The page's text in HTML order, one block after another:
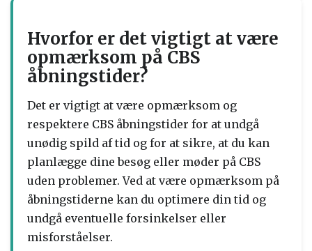
Hvorfor er det vigtigt at være
opmærksom på CBS
åbningstider?
Det er vigtigt at være opmærksom og
respektere CBS åbningstider for at undgå
unødig spild af tid og for at sikre, at du kan
planlægge dine besøg eller møder på CBS
uden problemer. Ved at være opmærksom på
åbningstiderne kan du optimere din tid og
undgå eventuelle forsinkelser eller
misforståelser.